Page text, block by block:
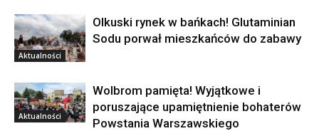
Aktualności
Olkuski rynek w bańkach! Glutaminian
Sodu porwał mieszkańców do zabawy
Aktualności
Wolbrom pamięta! Wyjątkowe i
poruszające upamiętnienie bohaterów
Powstania Warszawskiego